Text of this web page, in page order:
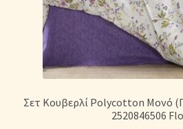
Σετ Κουβερλί Polycotton Μονό
2520846506